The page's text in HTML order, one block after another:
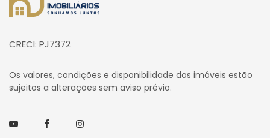
CRECI: PJ7372
Os valores, condições e disponibilidade dos imóveis estão
sujeitos a alterações sem aviso prévio.
YoutubeFacebookInstagram